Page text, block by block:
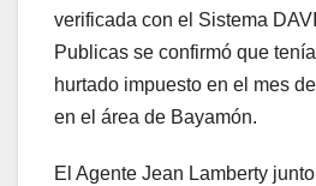
verificada con el Sistema
Publicas se confirmó que
hurtado impuesto en el mes
en el área de Bayamón.
El Agente Jean Lamberty